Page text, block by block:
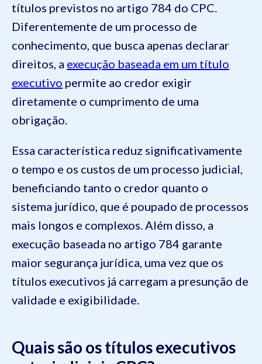
títulos previstos no artigo 784 do CPC.
Diferentemente de um processo de
conhecimento, que busca apenas declarar
direitos, a execução baseada em um título
executivo permite ao credor exigir
diretamente o cumprimento de uma
obrigação.
Essa característica reduz significativamente
o tempo e os custos de um processo judicial,
beneficiando tanto o credor quanto o
sistema jurídico, que é poupado de processos
mais longos e complexos. Além disso, a
execução baseada no artigo 784 garante
maior segurança jurídica, uma vez que os
títulos executivos já carregam a presunção de
validade e exigibilidade.
Quais são os títulos executivos